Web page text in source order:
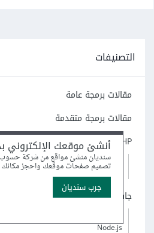
التصنيفات
مقالات برمجة عامة
مقالات برمجة متقدمة
PHP
Laravel
ووردبريس
جافاسكربت
Node.js